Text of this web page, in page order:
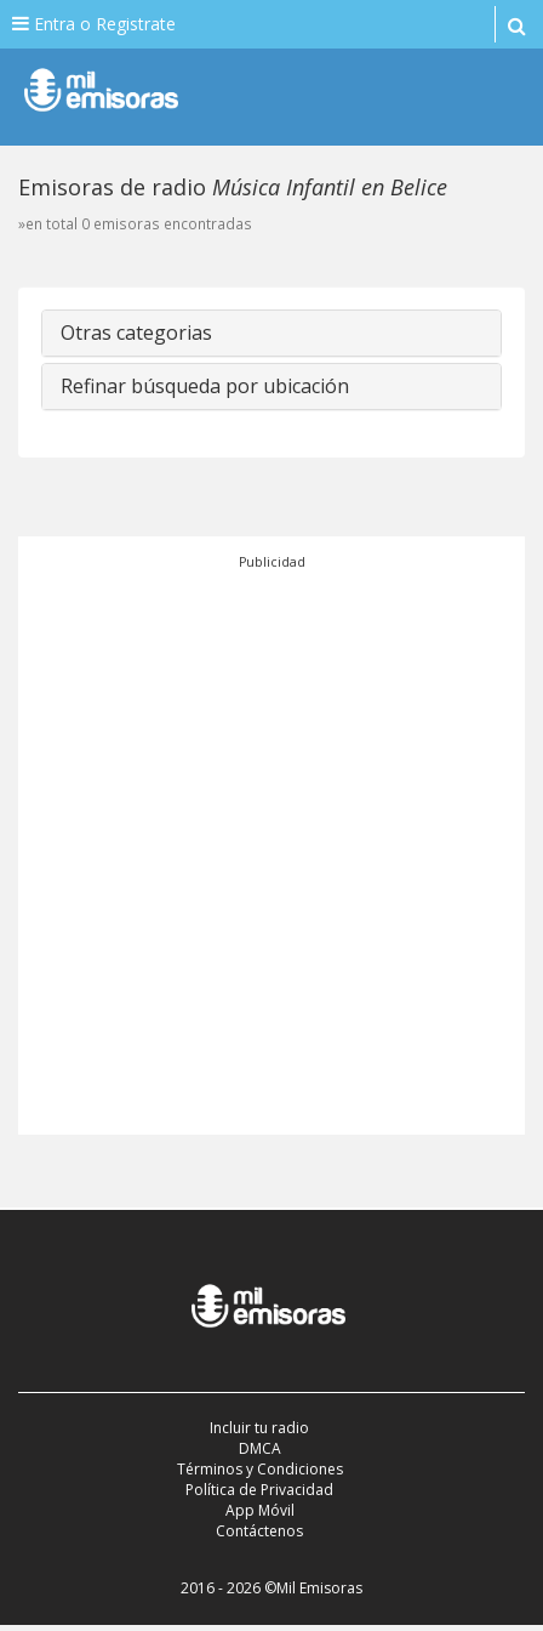
Entra o Registrate
Emisoras de radio Música Infantil en Belice
»en total 0 emisoras encontradas
Otras categorias
Refinar búsqueda por ubicación
Publicidad
Incluir tu radio
DMCA
Términos y Condiciones
Política de Privacidad
App Móvil
Contáctenos
2016 - 2026 ©Mil Emisoras